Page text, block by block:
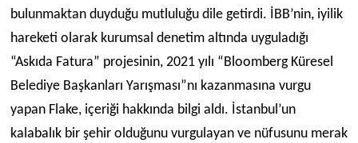
bulunmaktan duyduğu mutluluğu dile getirdi. İBB’nin, iyilik
hareketi olarak kurumsal denetim altında uyguladığı
“Askıda Fatura” projesinin, 2021 yılı “Bloomberg Küresel
Belediye Başkanları Yarışması”nı kazanmasına vurgu
yapan Flake, içeriği hakkında bilgi aldı. İstanbul’un
kalabalık bir şehir olduğunu vurgulayan ve nüfusunu merak